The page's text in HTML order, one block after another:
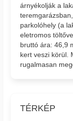
árnyékolják a
parkolóhely (a
eletromos
bruttó ára: 46,9
kert veszi körül.
rugalmasan
TÉRKÉP